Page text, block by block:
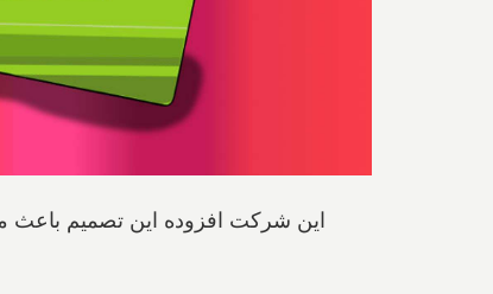
این شرکت افزوده این تصمیم باعث